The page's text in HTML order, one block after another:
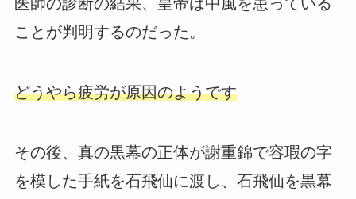
ことが判明するのだった。
どうやら疲労が原因のようです
その後、真の黒幕の正体が謝重錦で容瑕の字
を模した手紙を石飛仙に渡し、石飛仙を黒幕